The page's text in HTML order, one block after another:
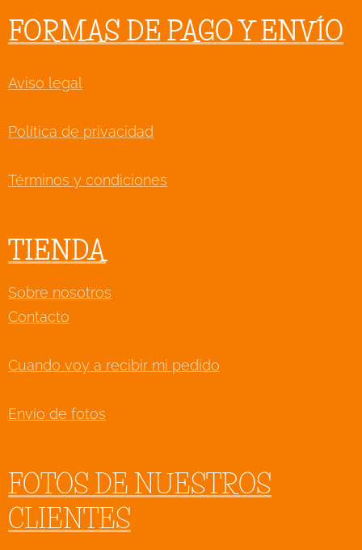
FORMAS DE PAGO Y ENVÍO
Aviso legal
Política de privacidad
Términos y condiciones
TIENDA
Sobre nosotros
Contacto
Cuando voy a recibir mi pedido
Envío de fotos
FOTOS DE NUESTROS
CLIENTES